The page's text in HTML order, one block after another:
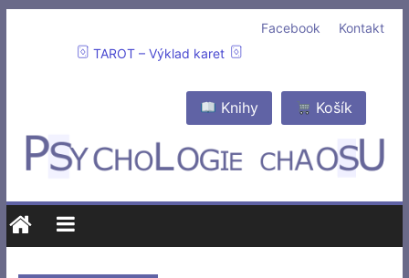
Kontakt
Facebook
TAROT – Výklad karet
Košík
Knihy